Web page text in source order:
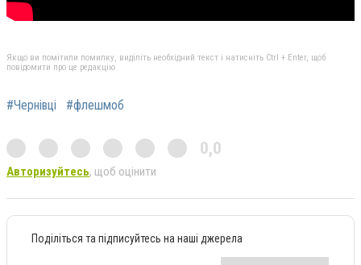
Якщо ви помітили помилку, виділіть необхідний текст і натисніть Ctrl + Enter, щоб
повідомити про це редакцію
#Чернівці #флешмоб
0,0
Авторизуйтесь, щоб оцінити
Поділіться та підписуйтесь на наші джерела